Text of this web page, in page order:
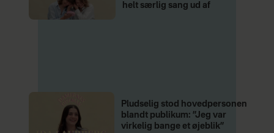
helt særlig sang ud af
Pludselig stod hovedpersonen
blandt publikum: ”Jeg var
virkelig bange et øjeblik”